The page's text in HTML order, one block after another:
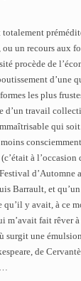
totalement
un recours aux
procède de
d’une
les plus
d’un travail
qui
à l’occasion
d’Automne
Barrault, et
y avait, à ce
m’avait fait rêver
surgit une
de